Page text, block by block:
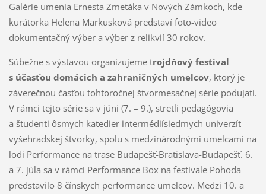
Galérie umenia Ernesta Zmetáka v Nových Zámkoch, kde
kurátorka Helena Markusková predstaví foto-video
dokumentačný výber a výber z relikvií 30 rokov.
Súbežne s výstavou organizujeme trojdňový festival
s účasťou domácich a zahraničných umelcov, ktorý je
záverečnou časťou tohtoročnej štvormesačnej série podujatí.
V rámci tejto série sa v júni (7. – 9.), stretli pedagógovia
a študenti ôsmych katedier intermédiísiedmych univerzít
vyšehradskej štvorky, spolu s medzinárodnými umelcami na
lodi Performance na trase Budapešť-Bratislava-Budapešť. 6.
a 7. júla sa v rámci Performance Box na festivale Pohoda
predstavilo 8 čínskych performance umelcov. Medzi 10. a